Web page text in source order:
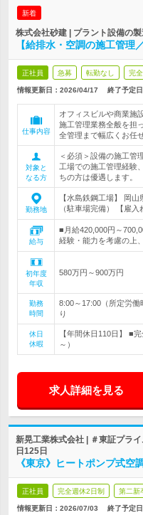
新着
株式会社砂建 | プラント設備の
【給排水・空調の施工管理
正社員 急募 転勤なし 完
情報更新日：2026/04/17 終了予定日
仕事内容
オフィスビルや商業施
施工管理業務全般を担
全管理まで幅広くお任
対象と
なる方
＜必須＞設備の施工管
工場での施工管理経験
ちの方は優遇します。
勤務地
【水島鉄鋼工場】 岡
（駐車場完備） 【雇入
給与
■月給420,000円～
経験・能力を考慮の上
初年度
年収
580万円～900万円
勤務
時間
8:00～17:00（所定労
り
休日
休暇
【年間休日110日】 ■
～）
求人詳細を見る
新晃工業株式会社 | ＃東証プラ
日125日
《東京》ヒートポンプ式
正社員 完全週休2日制 第二新
情報更新日：2026/07/03 終了予定日